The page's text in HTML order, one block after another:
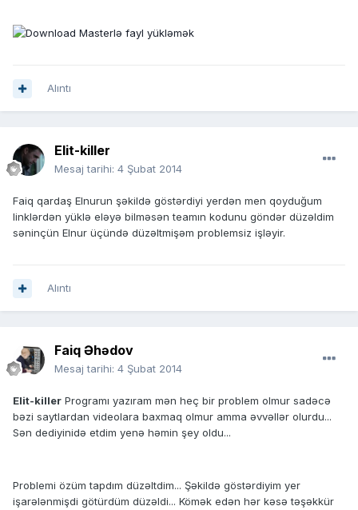
Alıntı
Elit-killer
Mesaj tarihi: 4 Şubat 2014
Faiq qardaş Elnurun şəkildə göstərdiyi yerdən men qoyduğum
linklərdən yüklə eləyə bilməsən teamın kodunu göndər düzəldim
səninçün Elnur üçündə düzəltmişəm problemsiz işləyir.
Alıntı
Faiq Əhədov
Mesaj tarihi: 4 Şubat 2014
Elit-killer Programı yazıram mən heç bir problem olmur sadəcə
bəzi saytlardan videolara baxmaq olmur amma əvvəllər olurdu...
Sən dediyinidə etdim yenə həmin şey oldu...
Problemi özüm tapdım düzəltdim... Şəkildə göstərdiyim yer
işarələnmişdi götürdüm düzəldi... Kömək edən hər kəsə təşəkkür